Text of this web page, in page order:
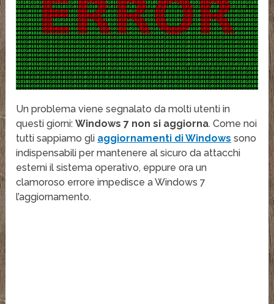
Un problema viene segnalato da molti utenti in
questi giorni:Windows 7 non si aggiorna. Come noi
tutti sappiamo gli aggiornamenti di Windows sono
indispensabili per mantenere al sicuro da attacchi
esterni il sistema operativo, eppure ora un
clamoroso errore impedisce a Windows 7
l’aggiornamento.